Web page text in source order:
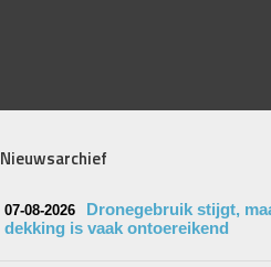
Nieuwsarchief
07-08-2026
Dronegebruik stijgt,
dekking is vaak ontoereikend